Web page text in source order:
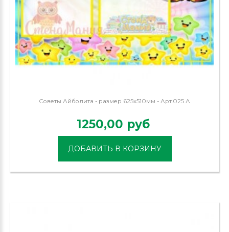
Советы Айболита - размер 625х510мм - Арт.025 А
1250,00 руб
ДОБАВИТЬ В КОРЗИНУ